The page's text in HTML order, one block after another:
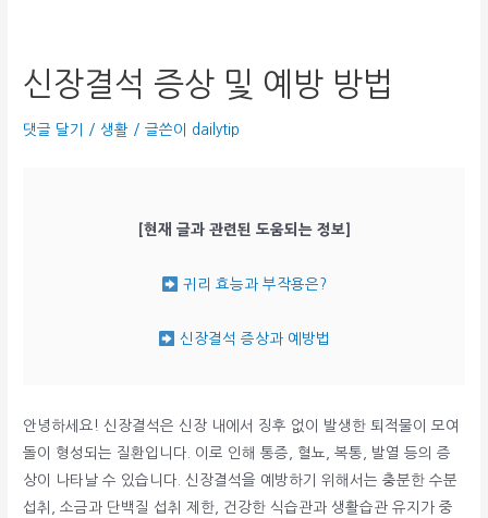
신장결석 증상 및 예방 방법
댓글 달기 /생활 / 글쓴이 dailytip
[현재 글과 관련된 도움되는 정보]
귀리 효능과 부작용은?
신장결석 증상과 예방법
안녕하세요! 신장결석은 신장 내에서 징후 없이 발생한 퇴적물이 모여
돌이 형성되는 질환입니다. 이로 인해 통증, 혈뇨, 복통, 발열 등의 증
상이 나타날 수 있습니다. 신장결석을 예방하기 위해서는 충분한 수분
섭취, 소금과 단백질 섭취 제한, 건강한 식습관과 생활습관 유지가 중